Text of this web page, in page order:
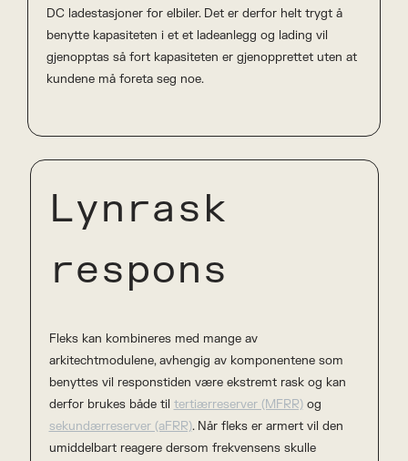
DC ladestasjoner for elbiler. Det er derfor helt trygt å
benytte kapasiteten i et et ladeanlegg og lading vil
gjenopptas så fort kapasiteten er gjenopprettet uten at
kundene må foreta seg noe.
Lynrask
respons
Fleks kan kombineres med mange av
arkitechtmodulene, avhengig av komponentene som
benyttes vil responstiden være ekstremt rask og kan
derfor brukes både til tertiærreserver (MFRR)og
sekundærreserver (aFRR). Når fleks er armert vil den
umiddelbart reagere dersom frekvensens skulle